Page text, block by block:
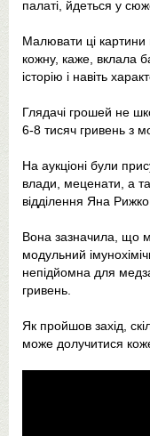
палаті, йдеться у
Малювати ці
кожну, каже, вклала
історію і навіть
Глядачі грошей не
6-8 тисяч гривень з
На аукціоні були
влади, меценати, а
відділення Яна Рижко.
Вона зазначила, що
модульний
непідйомна для
гривень.
Як пройшов захід,
може долучитися